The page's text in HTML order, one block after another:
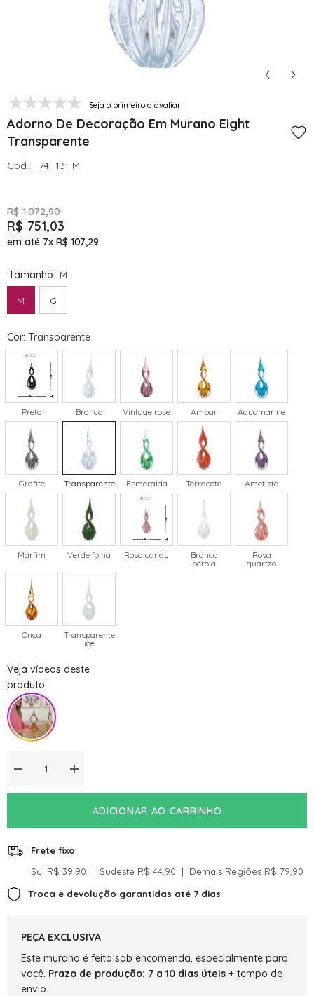
Seja o primeiro a avaliar
Adorno De Decoração Em Murano Eight
Transparente
Cod.: 74_13_M
R$ 1.072,90
R$ 751,03
em até 7x R$ 107,29
Tamanho: M
M G
Cor: Transparente
Preto Branco Vintage rose Ambar Aquamarine
Grafite Transparente Esmeralda Terracota Ametista
Marfim Verde folha Rosa candy
Branco
pérola
Rosa
quartzo
Onça
Transparente
ice
Veja vídeos deste
produto:
Diminuir
a
quantidade
De
Em
Murano
Eight
Transparente
Aumentar
a
quantidade
Adorno
De
Em
Eight
Transparente
ADICIONAR AO CARRINHO
Frete fixo
Sul R$ 39,90 ‎ | ‎ Sudeste R$ 44,90 ‎ | ‎ Demais Regiões R$ 79,90‎‎
Troca e devolução garantidas até 7 dias
PEÇA EXCLUSIVA
Este murano é feito sob encomenda, especialmente para
você. Prazo de produção: 7 a 10 dias úteis + tempo de
envio.